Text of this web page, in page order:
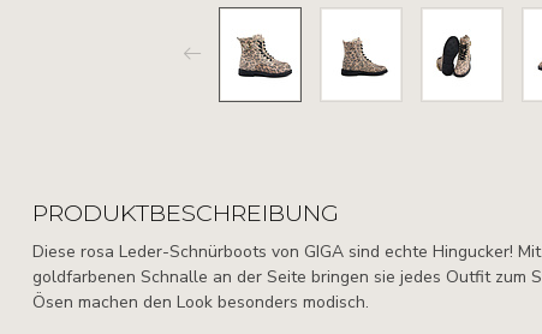
PRODUKTBESCHREIBUNG
Diese rosa Leder-Schnürboots von GIGA sind echte Hingucker!
goldfarbenen Schnalle an der Seite bringen sie jedes Outfit zum
Ösen machen den Look besonders modisch.